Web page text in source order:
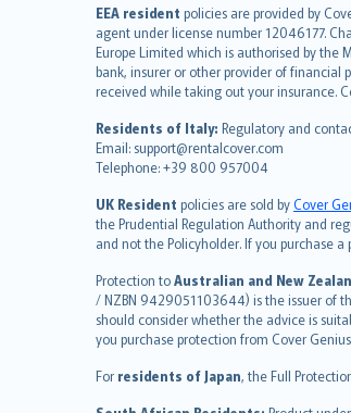
EEA resident policies are provided by
agent under license number 12046177.
Europe Limited which is authorised by the
bank, insurer or other provider of financial
received while taking out your insurance.
Residents of Italy: Regulatory and
Email: support@rentalcover.com
Telephone: +39 800 957004
UK Resident policies are sold byCover
the Prudential Regulation Authority and
and not the Policyholder. If you purchase
Protection toAustralian and New
/ NZBN 9429051103644) is the issuer of
should consider whether the advice is
you purchase protection from Cover
For residents of Japan, the Full
English (UK)
English (US)
Deutsch
français
Nederlands
español
italiano
简体中文
繁體中文
Português
polski
עברית
Português
svenska
日本語
한국어